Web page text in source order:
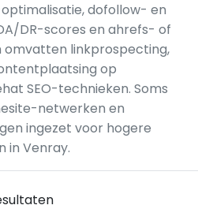
dofollow- en
DR-scores en ahrefs- of
omvatten linkprospecting,
op
SEO-technieken. Soms
netwerken en
ingezet voor hogere
in Venray.